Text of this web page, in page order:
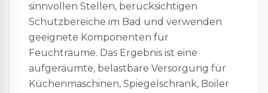
sinnvollen Stellen, berücksichtigen
Schutzbereiche im Bad und verwenden
geeignete Komponenten für
Feuchträume. Das Ergebnis ist eine
aufgeräumte, belastbare Versorgung für
Küchenmaschinen, Spiegelschrank, Boiler